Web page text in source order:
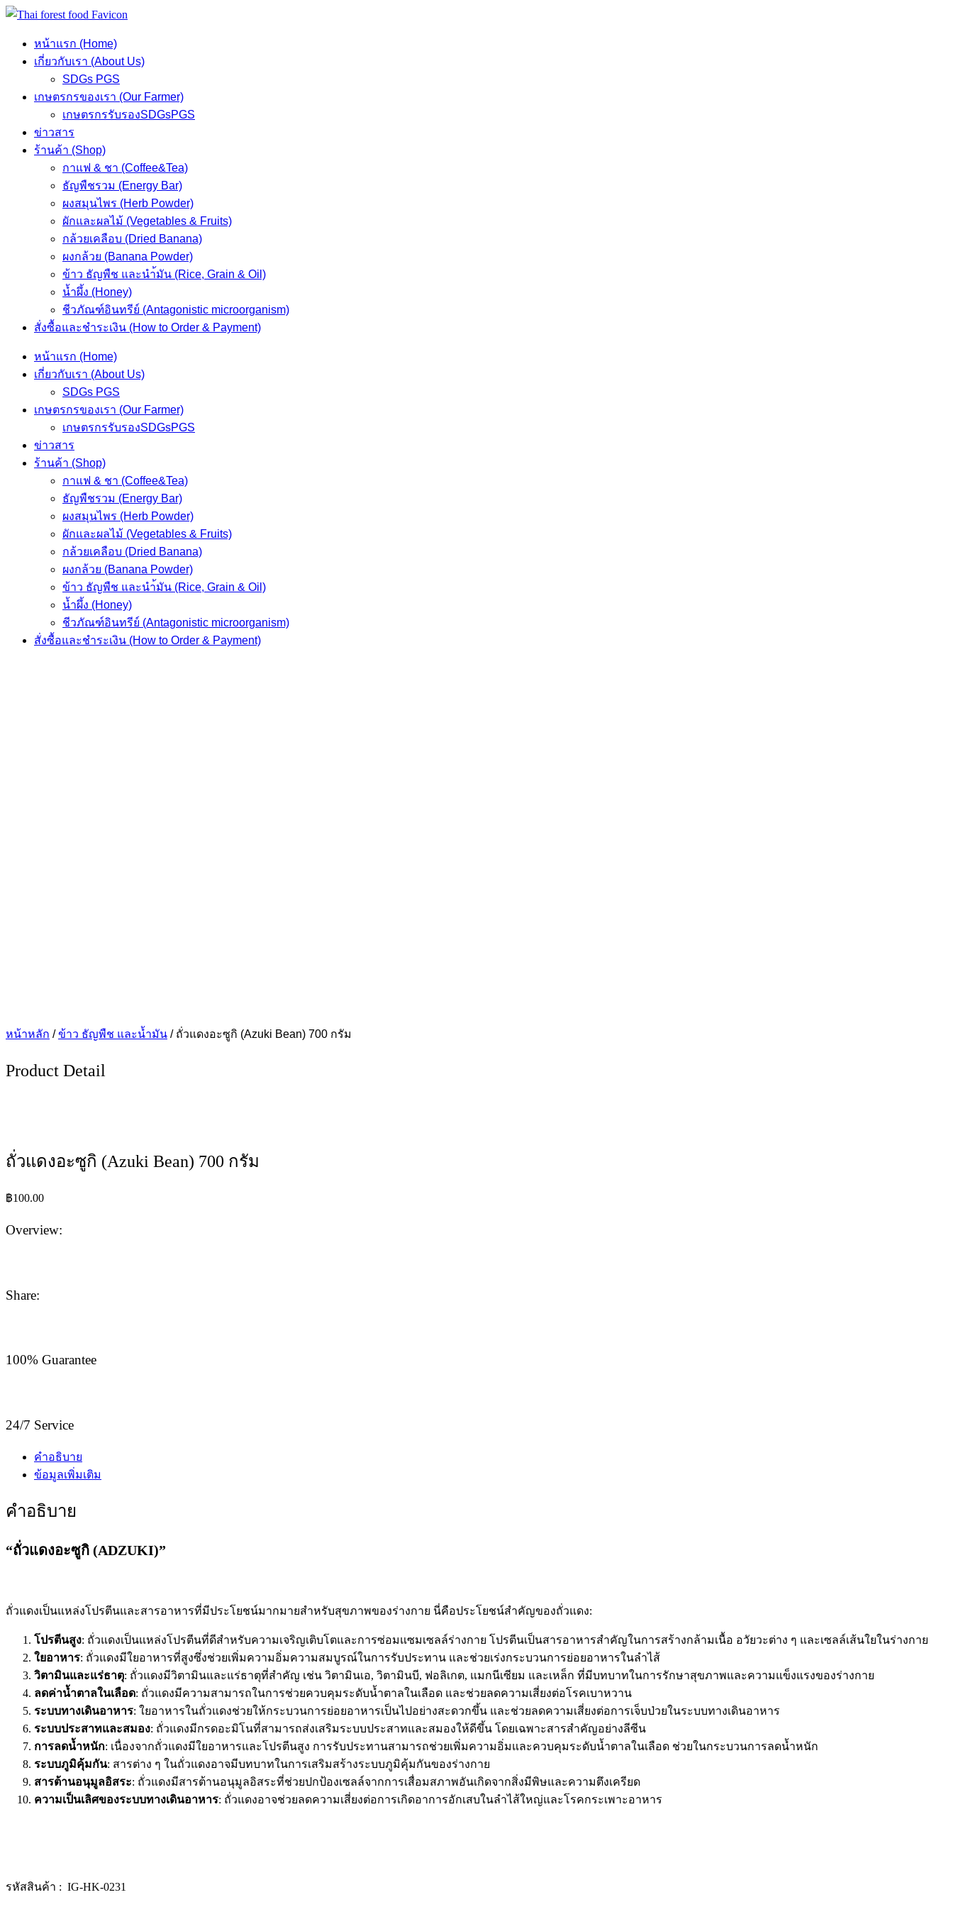
Skip
contentหน้าแรก (Home)
เกี่ยวกับเรา (About Us)
SDGs PGS
เกษตรกรของเรา (Our Farmer)
เกษตรกรรับรองSDGsPGS
ข่าวสาร
ร้านค้า (Shop)
กาแฟ & ชา (Coffee&Tea)
ธัญพืชรวม (Energy Bar)
ผงสมุนไพร (Herb Powder)
ผักและผลไม้ (Vegetables & Fruits)
กล้วยเคลือบ (Dried Banana)
ผงกล้วย (Banana Powder)
ข้าว ธัญพืช และนำ้มัน (Rice, Grain & Oil)
น้ำผึ้ง (Honey)
ชีวภัณฑ์อินทรีย์ (Antagonistic microorganism)
สั่งซื้อและชำระเงิน (How to Order & Payment)
หน้าแรก (Home)
เกี่ยวกับเรา (About Us)
SDGs PGS
เกษตรกรของเรา (Our Farmer)
เกษตรกรรับรองSDGsPGS
ข่าวสาร
ร้านค้า (Shop)
กาแฟ & ชา (Coffee&Tea)
ธัญพืชรวม (Energy Bar)
ผงสมุนไพร (Herb Powder)
ผักและผลไม้ (Vegetables & Fruits)
กล้วยเคลือบ (Dried Banana)
ผงกล้วย (Banana Powder)
ข้าว ธัญพืช และนำ้มัน (Rice, Grain & Oil)
น้ำผึ้ง (Honey)
ชีวภัณฑ์อินทรีย์ (Antagonistic microorganism)
สั่งซื้อและชำระเงิน (How to Order & Payment)
หน้าหลัก /ข้าว ธัญพืช และน้ำมัน / ถั่วแดงอะซูกิ (Azuki Bean) 700 กรัม
Product Detail
ถั่วแดงอะซูกิ (Azuki Bean) 700 กรัม
฿100.00
Overview:
Share:
100% Guarantee
24/7 Service
คำอธิบาย
ข้อมูลเพิ่มเติม
คำอธิบาย
“ถั่วแดงอะซูกิ (ADZUKI)”
ถั่วแดงเป็นแหล่งโปรตีนและสารอาหารที่มีประโยชน์มากมายสำหรับสุขภาพของร่างกาย นี่คือประโยชน์สำคัญของถั่วแดง:
โปรตีนสูง: ถั่วแดงเป็นแหล่งโปรตีนที่ดีสำหรับความเจริญเติบโตและการซ่อมแซมเซลล์ร่างกาย โปรตีนเป็นสารอาหารสำคัญในการสร้างกล้ามเนื้อ อวัยวะต่าง ๆ และเซลล์เส้นใยในร่างกาย
ใยอาหาร: ถั่วแดงมีใยอาหารที่สูงซึ่งช่วยเพิ่มความอิ่มความสมบูรณ์ในการรับประทาน และช่วยเร่งกระบวนการย่อยอาหารในลำไส้
วิตามินและแร่ธาตุ: ถั่วแดงมีวิตามินและแร่ธาตุที่สำคัญ เช่น วิตามินเอ, วิตามินบี, ฟอลิเกต, แมกนีเซียม และเหล็ก ที่มีบทบาทในการรักษาสุขภาพและความแข็งแรงของร่างกาย
ลดค่าน้ำตาลในเลือด: ถั่วแดงมีความสามารถในการช่วยควบคุมระดับน้ำตาลในเลือด และช่วยลดความเสี่ยงต่อโรคเบาหวาน
ระบบทางเดินอาหาร: ใยอาหารในถั่วแดงช่วยให้กระบวนการย่อยอาหารเป็นไปอย่างสะดวกขึ้น และช่วยลดความเสี่ยงต่อการเจ็บป่วยในระบบทางเดินอาหาร
ระบบประสาทและสมอง: ถั่วแดงมีกรดอะมิโนที่สามารถส่งเสริมระบบประสาทและสมองให้ดีขึ้น โดยเฉพาะสารสำคัญอย่างลีซีน
การลดน้ำหนัก: เนื่องจากถั่วแดงมีใยอาหารและโปรตีนสูง การรับประทานสามารถช่วยเพิ่มความอิ่มและควบคุมระดับน้ำตาลในเลือด ช่วยในกระบวนการลดน้ำหนัก
ระบบภูมิคุ้มกัน: สารต่าง ๆ ในถั่วแดงอาจมีบทบาทในการเสริมสร้างระบบภูมิคุ้มกันของร่างกาย
สารต้านอนุมูลอิสระ: ถั่วแดงมีสารต้านอนุมูลอิสระที่ช่วยปกป้องเซลล์จากการเสื่อมสภาพอันเกิดจากสิ่งมีพิษและความตึงเครียด
ความเป็นเลิศของระบบทางเดินอาหาร: ถั่วแดงอาจช่วยลดความเสี่ยงต่อการเกิดอาการอักเสบในลำไส้ใหญ่และโรคกระเพาะอาหาร
รหัสสินค้า : IG-HK-0231